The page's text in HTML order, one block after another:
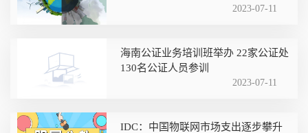
2023-07-11
海南公证业务培训班举办 22家公证处
130名公证人员参训
2023-07-11
IDC：中国物联网市场支出逐步攀升